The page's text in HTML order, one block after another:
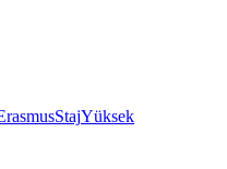
StajYüksek